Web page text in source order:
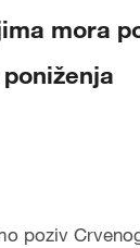
mora
poziv